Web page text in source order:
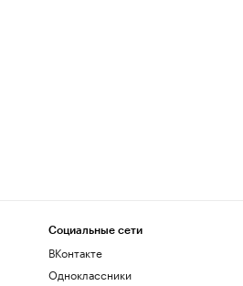
Социальные сети
ВКонтакте
Одноклассники